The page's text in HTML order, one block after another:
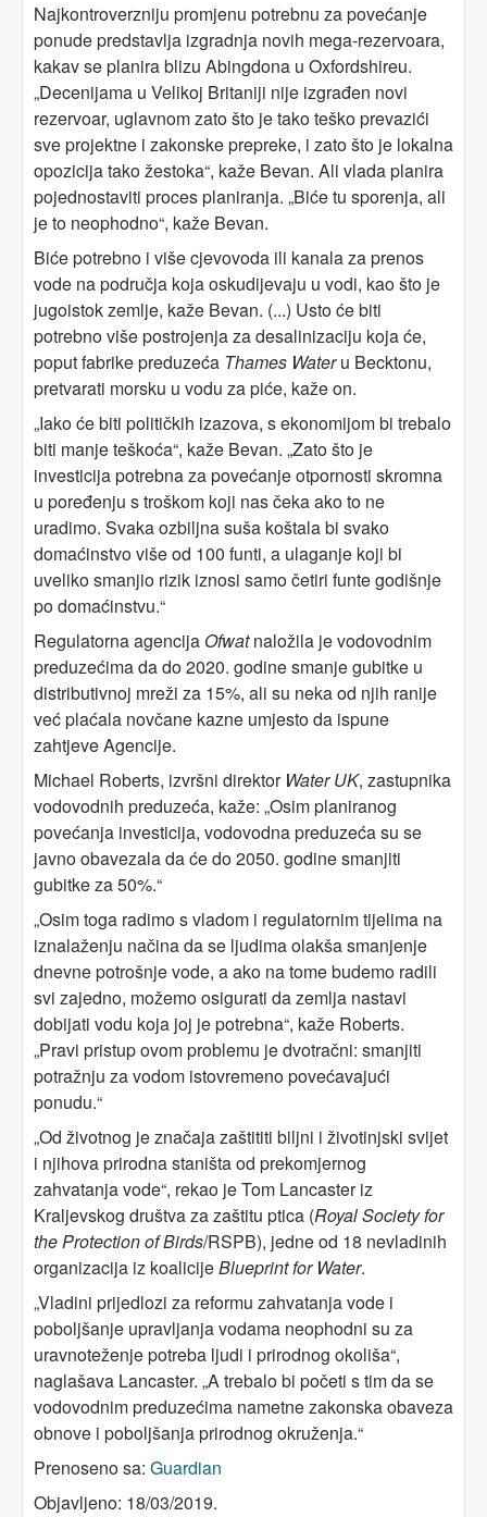
Najkontroverzniju promjenu potrebnu za povećanje
ponude predstavlja izgradnja novih mega-rezervoara,
kakav se planira blizu Abingdona u Oxfordshireu.
„Decenijama u Velikoj Britaniji nije izgrađen novi
rezervoar, uglavnom zato što je tako teško prevazići
sve projektne i zakonske prepreke, i zato što je lokalna
opozicija tako žestoka“, kaže Bevan. Ali vlada planira
pojednostaviti proces planiranja. „Biće tu sporenja, ali
je to neophodno“, kaže Bevan.
Biće potrebno i više cjevovoda ili kanala za prenos
vode na područja koja oskudijevaju u vodi, kao što je
jugoistok zemlje, kaže Bevan. (...) Usto će biti
potrebno više postrojenja za desalinizaciju koja će,
poput fabrike preduzeća Thames Wateru Becktonu,
pretvarati morsku u vodu za piće, kaže on.
„Iako će biti političkih izazova, s ekonomijom bi trebalo
biti manje teškoća“, kaže Bevan. „Zato što je
investicija potrebna za povećanje otpornosti skromna
u poređenju s troškom koji nas čeka ako to ne
uradimo. Svaka ozbiljna suša koštala bi svako
domaćinstvo više od 100 funti, a ulaganje koji bi
uveliko smanjio rizik iznosi samo četiri funte godišnje
po domaćinstvu.“
Regulatorna agencija Ofwatnaložila je vodovodnim
preduzećima da do 2020. godine smanje gubitke u
distributivnoj mreži za 15%, ali su neka od njih ranije
već plaćala novčane kazne umjesto da ispune
zahtjeve Agencije.
Michael Roberts, izvršni direktor Water UK, zastupnika
vodovodnih preduzeća, kaže: „Osim planiranog
povećanja investicija, vodovodna preduzeća su se
javno obavezala da će do 2050. godine smanjiti
gubitke za 50%.“
„Osim toga radimo s vladom i regulatornim tijelima na
iznalaženju načina da se ljudima olakša smanjenje
dnevne potrošnje vode, a ako na tome budemo radili
svi zajedno, možemo osigurati da zemlja nastavi
dobijati vodu koja joj je potrebna“, kaže Roberts.
„Pravi pristup ovom problemu je dvotračni: smanjiti
potražnju za vodom istovremeno povećavajući
ponudu.“
„Od životnog je značaja zaštititi biljni i životinjski svijet
i njihova prirodna staništa od prekomjernog
zahvatanja vode“, rekao je Tom Lancaster iz
Kraljevskog društva za zaštitu ptica (Royal Society for
the Protection of Birds/RSPB), jedne od 18 nevladinih
organizacija iz koalicijeBlueprint for Water.
„Vladini prijedlozi za reformu zahvatanja vode i
poboljšanje upravljanja vodama neophodni su za
uravnoteženje potreba ljudi i prirodnog okoliša“,
naglašava Lancaster. „A trebalo bi početi s tim da se
vodovodnim preduzećima nametne zakonska obaveza
obnove i poboljšanja prirodnog okruženja.“
Prenoseno sa: Guardian
Objavljeno: 18/03/2019.